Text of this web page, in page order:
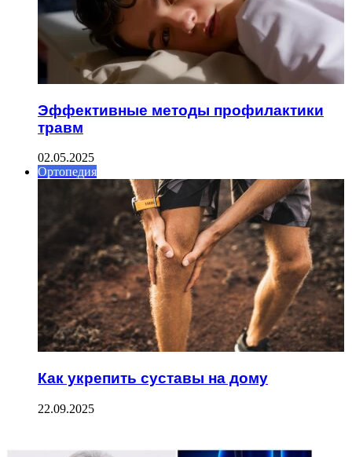
Эффективные методы профилактики
травм
02.05.2025
Ортопедия
Как укрепить суставы на дому
22.09.2025